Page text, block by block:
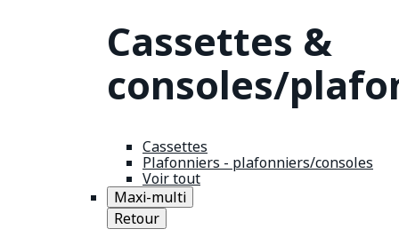
Cassettes &
consoles/
Cassettes
Plafonniers - plafonniers/consoles
Voir tout
Maxi-multi
Retour